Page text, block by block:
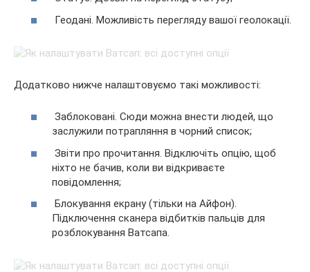
Геодані. Можливість перегляду вашої геолокації.
Додатково нижче налаштовуємо такі можливості:
Заблоковані. Сюди можна внести людей, що
заслужили потрапляння в чорний список;
Звіти про прочитання. Відключіть опцію, щоб
ніхто не бачив, коли ви відкриваєте
повідомлення;
Блокування екрану (тільки на Айфон).
Підключення сканера відбитків пальців для
розблокування Ватсапа.